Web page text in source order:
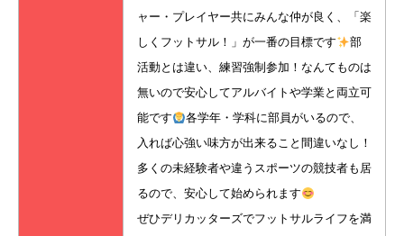
ャー・プレイヤー共にみんな仲が良く、「楽
しくフットサル！」が一番の目標です
部
活動とは違い、練習強制参加！なんてものは
無いので安心してアルバイトや学業と両立可
能です
各学年・学科に部員がいるので、
入れば心強い味方が出来ること間違いなし！
多くの未経験者や違うスポーツの競技者も居
るので、安心して始められます
ぜひデリカッターズでフットサルライフを満